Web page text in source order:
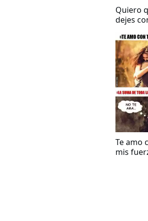
Quiero
dejes
Te amo
mis